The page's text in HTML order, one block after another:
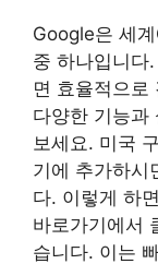
Google은 세
중 하나입니다
면 효율적으로
다양한 기능과
보세요. 미국
기에 추가하시
다. 이렇게 하
바로가기에서
습니다. 이는